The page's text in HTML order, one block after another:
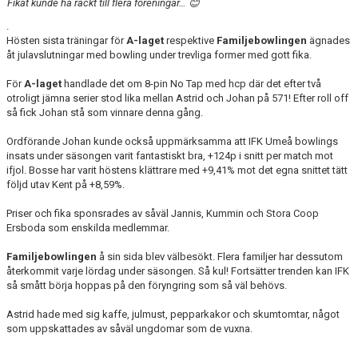
Fikat kunde ha räckt till flera föreningar… 😊
.
Hösten sista träningar förA-laget respektive Familjebowlingen ägnades
åt julavslutningar med bowling under trevliga former med gott fika.
FörA-laget handlade det om 8-pin No Tap med hcp där det efter två
otroligt jämna serier stod lika mellan Astrid och Johan på 571! Efter roll off
så fick Johan stå som vinnare denna gång.
Ordförande Johan kunde också uppmärksamma att IFK Umeå bowlings
insats under säsongen varit fantastiskt bra, +124p i snitt per match mot
ifjol. Bosse har varit höstens klättrare med +9,41% mot det egna snittet tätt
följd utav Kent på +8,59%.
Priser och fika sponsrades av såväl Jannis, Kummin och Stora Coop
Ersboda som enskilda medlemmar.
Familjebowlingen å sin sida blev välbesökt. Flera familjer har dessutom
återkommit varje lördag under säsongen. Så kul! Fortsätter trenden kan IFK
så smått börja hoppas på den föryngring som så väl behövs.
Astrid hade med sig kaffe, julmust, pepparkakor och skumtomtar, något
som uppskattades av såväl ungdomar som de vuxna.